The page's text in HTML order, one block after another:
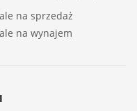
na sprzedaż
na wynajem